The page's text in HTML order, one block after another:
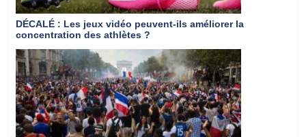
DÉCALÉ : Les jeux vidéo peuvent-ils améliorer la
concentration des athlètes ?